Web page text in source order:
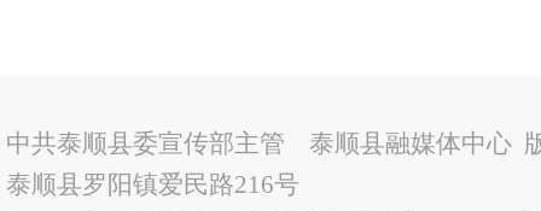
中共泰顺县委宣传部主管 泰顺县融媒体中心
泰顺县罗阳镇爱民路216号